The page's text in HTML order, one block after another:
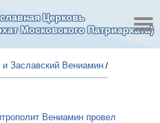
Церковь
Московского Патриархата)
Заславский Вениамин /
Вениамин провел